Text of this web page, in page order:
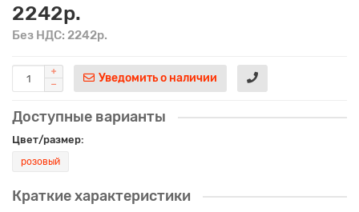
2242р.
Без НДС: 2242р.
Уведомить о наличии
Доступные варианты
Цвет/размер:
розовый
Краткие характеристики